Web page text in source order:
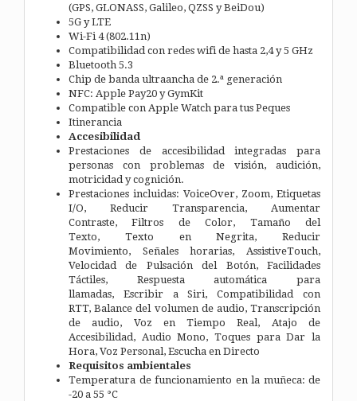
(GPS, GLONASS, Galileo, QZSS y BeiDou)
5G y LTE
Wi-Fi 4 (802.11n)
Compati­bilidad con redes wifi de hasta 2,4 y 5 GHz
Bluetooth 5.3
Chip de banda ultraancha de 2.ª generación
NFC: Apple Pay20 y GymKit
Compatible con Apple Watch para tus Peques
Itinerancia
Accesibilidad
Prestaciones de accesibilidad integradas para
personas con problemas de visión, audición,
motricidad y cognición.
Prestaciones incluidas: VoiceOver, Zoom, Etiquetas
I/O, Reducir Transparencia, Aumentar
Contraste,Filtros de Color, Tamaño del
Texto, Texto en Negrita, Reducir
Movimiento, Señales horarias, AssistiveTouch,
Velocidad de Pulsación del Botón, Facilidades
Táctiles, Respuesta automática para
llamadas, Escribir a Siri,Compati­bilidad con
RTT,Balance del volumen de audio,Transcripción
de audio, Voz en Tiempo Real, Atajo de
Accesibilidad, Audio Mono,Toques para Dar la
Hora, Voz Personal, Escucha en Directo
Requisitos ambientales
Temperatura de funciona­miento en la muñeca: de
-20 a 55 °C